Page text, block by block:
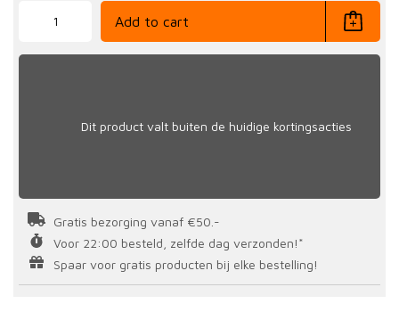
Add to cart
Dit product valt buiten de huidige kortingsacties
Gratis bezorging vanaf €50.-
Voor 22:00 besteld, zelfde dag verzonden!*
Spaar voor gratis producten bij elke bestelling!